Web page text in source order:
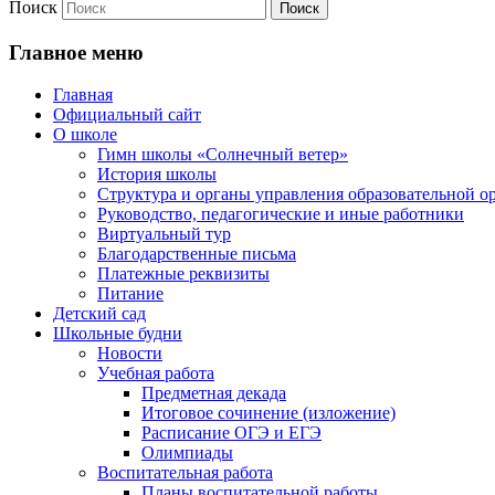
Поиск
Главное меню
Главная
Официальный сайт
О школе
Гимн школы «Солнечный ветер»
История школы
Структура и органы управления образовательной
Руководство, педагогические и иные работники
Виртуальный тур
Благодарственные письма
Платежные реквизиты
Питание
Детский сад
Школьные будни
Новости
Учебная работа
Предметная декада
Итоговое сочинение (изложение)
Расписание ОГЭ и ЕГЭ
Олимпиады
Воспитательная работа